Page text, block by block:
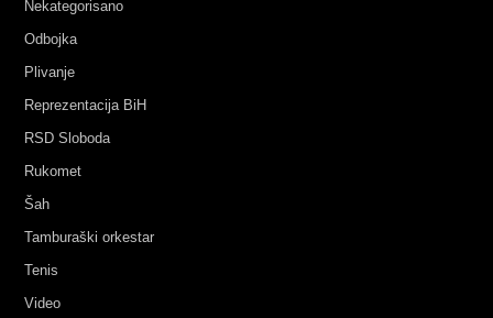
Nekategorisano
Odbojka
Plivanje
Reprezentacija BiH
RSD Sloboda
Rukomet
Šah
Tamburaški orkestar
Tenis
Video